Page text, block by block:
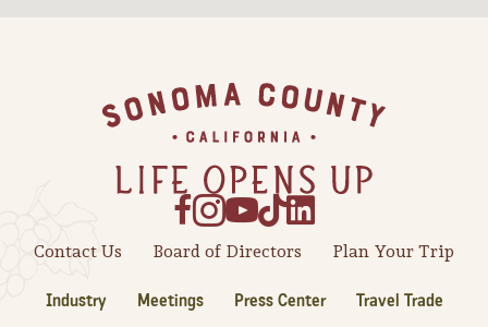
Contact Us Board of Directors Plan Your Trip
Industry Meetings Press Center Travel Trade